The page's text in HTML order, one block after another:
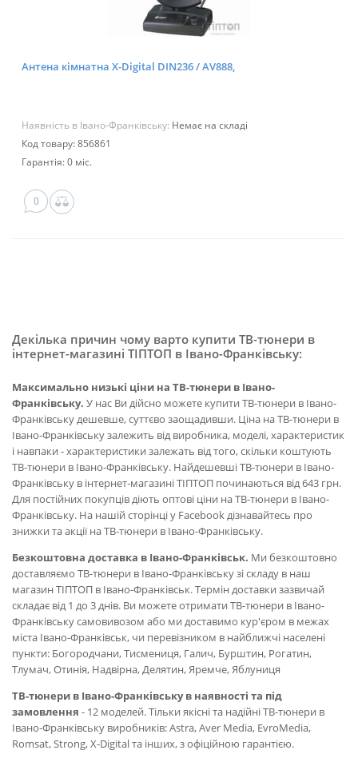
Антена кімнатна X-Digital DIN236 / AV888,
Наявність в Івано-Франківську: Немає на складі
Код товару: 856861
Гарантія: 0 міс.
0
Декілька причин чому варто купити ТВ-тюнери в
інтернет-магазині ТІПТОП в Івано-Франківську:
Максимально низькі ціни на ТВ-тюнери в Івано-
Франківську. У нас Ви дійсно можете купити ТВ-тюнери в Івано-
Франківську дешевше, суттєво заощадивши. Ціна на ТВ-тюнери в
Івано-Франківську залежить від виробника, моделі, характеристик
і навпаки - характеристики залежать від того, скільки коштують
ТВ-тюнери в Івано-Франківську. Найдешевші ТВ-тюнери в Івано-
Франківську в інтернет-магазині ТІПТОП починаються від 643 грн.
Для постійних покупців діють оптові ціни на ТВ-тюнери в Івано-
Франківську. На нашій сторінці у Facebook дізнавайтесь про
знижки та акції на ТВ-тюнери в Івано-Франківську.
Безкоштовна доставка в Івано-Франківськ. Ми безкоштовно
доставляємо ТВ-тюнери в Івано-Франківську зі складу в наш
магазин ТІПТОП в Івано-Франківськ. Термін доставки зазвичай
складає від 1 до 3 днів. Ви можете отримати ТВ-тюнери в Івано-
Франківську самовивозом або ми доставимо кур'єром в межах
міста Івано-Франківськ, чи перевізником в найближчі населені
пункти: Богородчани, Тисмениця, Галич, Бурштин, Рогатин,
Тлумач, Отинія, Надвірна, Делятин, Яремче, Яблуниця
ТВ-тюнери в Івано-Франківську в наявності та під
замовлення - 12 моделей. Тільки якісні та надійні ТВ-тюнери в
Івано-Франківську виробників: Astra, Aver Media, EvroMedia,
Romsat, Strong, X-Digital та інших, з офіційною гарантією.